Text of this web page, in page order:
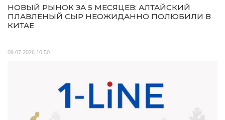
НОВЫЙ РЫНОК ЗА 5 МЕСЯЦЕВ: АЛТАЙСКИЙ
ПЛАВЛЕНЫЙ СЫР НЕОЖИДАННО ПОЛЮБИЛИ В
КИТАЕ
09.07.2026 10:50